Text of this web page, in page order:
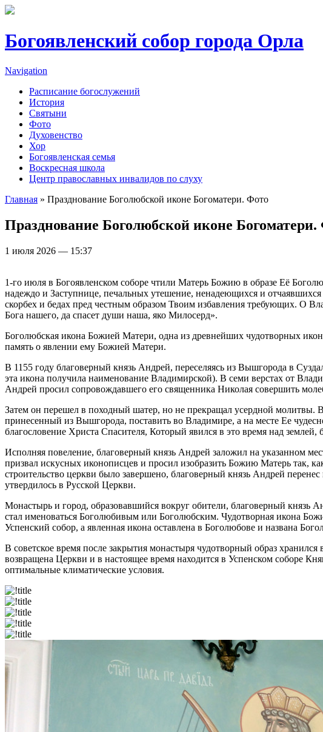
Перейти к основному содержанию
Богоявленский собор города Орла
Navigation
Расписание богослужений
История
Святыни
Фото
Духовенство
Хор
Богоявленская семья
Воскресная школа
Центр православных инвалидов по слуху
Главная » Празднование Боголюбской иконе Богоматери. Фото
Празднование Боголюбской иконе Богоматери.
1 июля 2026 — 15:37
1-го июля в Богоявленском соборе чтили Матерь Божию в образе Её
надеждо и Заступнице, печальных утешение, ненадеющихся и
скорбех и бедах пред честным образом Твоим избавления требующих. О
Бога нашего, да спасет души наша, яко Милосерд».
Боголюбская икона Божией Матери, одна из древнейших чудотворных
память о явлении ему Божией Матери.
В 1155 году благоверный князь Андрей, переселяясь из Вышгорода в
эта икона получила наименование Владимирской). В семи верстах от
Андрей просил сопровождавшего его священника Николая совершить
Затем он перешел в походный шатер, но не прекращал усердной молитвы.
принесенный из Вышгорода, поставить во Владимире, а на месте Ее
благословение Христа Спасителя, Который явился в это время над землей,
Исполняя повеление, благоверный князь Андрей заложил на указанном
призвал искусных иконописцев и просил изобразить Божию Матерь так,
строительство церкви было завершено, благоверный князь Андрей
утвердилось в Русской Церкви.
Монастырь и город, образовавшийся вокруг обители, благоверный князь
стал именоваться Боголюбивым или Боголюбским. Чудотворная икона
Успенский собор, а явленная икона оставлена в Боголюбове и названа
В советское время после закрытия монастыря чудотворный образ
возвращена Церкви и в настоящее время находится в Успенском соборе
оптимальные климатические условия.